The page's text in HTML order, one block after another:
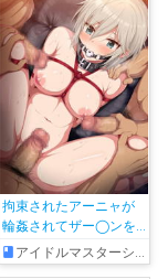
拘束されたアーニャが
輪姦されてザー◯ンを
ぶっかけられちゃう♡
アイドルマスターシンデレラガールズ